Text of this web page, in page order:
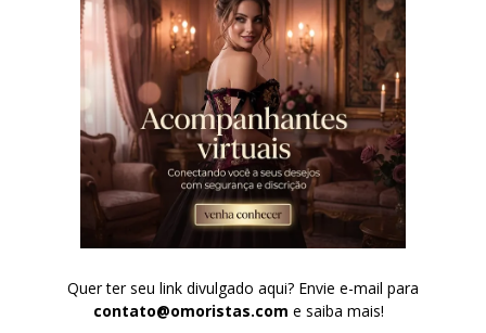
Quer ter seu link divulgado aqui? Envie e-mail para
contato@omoristas.com e saiba mais!